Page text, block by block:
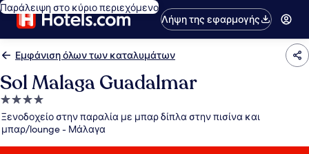
Παράλειψη στο κύριο περιεχόμενο
Λήψη της εφαρμογής
Εμφάνιση όλων των καταλυμάτων
Sol Malaga Guadalmar
Κατάλυμα
με
4.0
αστέρια
Ξενοδοχείο στην παραλία με μπαρ δίπλα στην πισίνα και
μπαρ/lounge - Μάλαγα